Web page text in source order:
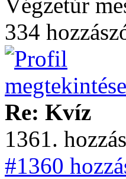
334
Re: Kvíz
1361.
#1360